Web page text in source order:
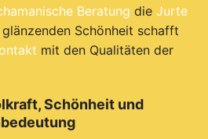
Beratung die Jurte
Schönheit schafft
mit den Qualitäten der
Schönheit und